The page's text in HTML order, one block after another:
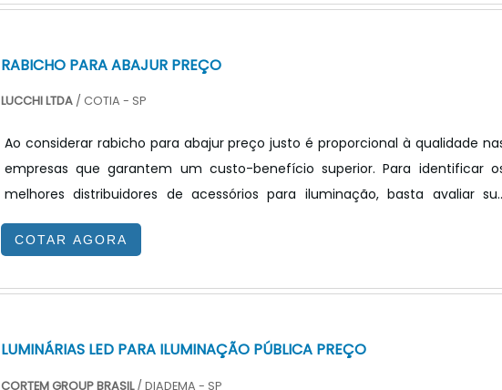
consideração, é a qualidade de luz que pode ser proporcionada por
RABICHO PARA ABAJUR PREÇO
LUCCHI LTDA/ COTIA - SP
Ao considerar rabicho para abajur preço justo é proporcional à qualidade
empresas que garantem um custo-benefício superior. Para identificar
melhores distribuidores de acessórios para iluminação, basta avaliar
experiência no mercado, extensão e diversidade do portfólio e soluções
oferecidas para atacado e varejo. Além disso, é muito importante assegurar
INMETRO, que atestam a qualidade de acessórios diversos. INFORMAÇ.
COTAR AGORA
LUMINÁRIAS LED PARA ILUMINAÇÃO PÚBLICA PREÇO
CORTEM GROUP BRASIL/ DIADEMA - SP